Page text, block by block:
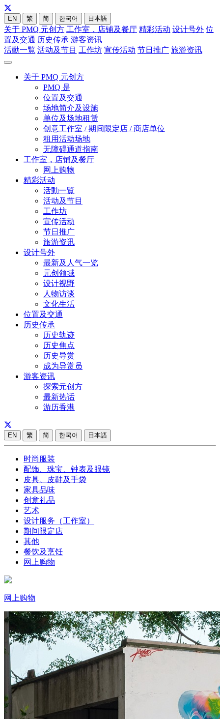
EN 繁 简 한국어 日本語
关于 PMQ 元创方 工作室，店铺及餐厅 精彩活动 设计号外 位
置及交通 历史传承 游客资讯
活動一覧 活动及节目 工作坊 宣传活动 节日推广 旅游资讯
关于 PMQ 元创方
PMQ 是
位置及交通
场地简介及设施
单位及场地租赁
创意工作室 / 期间限定店 / 商店单位
租用活动场地
无障碍通道指南
工作室，店铺及餐厅
网上购物
精彩活动
活動一覧
活动及节目
工作坊
宣传活动
节日推广
旅游资讯
设计号外
最新及人气一览
元创领域
设计视野
人物访谈
文化生活
位置及交通
历史传承
历史轨迹
历史焦点
历史导赏
成为导赏员
游客资讯
探索元创方
最新热话
游历香港
EN 繁 简 한국어 日本語
时尚服装
配饰、珠宝、钟表及眼镜
皮具、皮鞋及手袋
家具品味
创意礼品
艺术
设计服务（工作室）
期间限定店
其他
餐饮及烹饪
网上购物
网上购物